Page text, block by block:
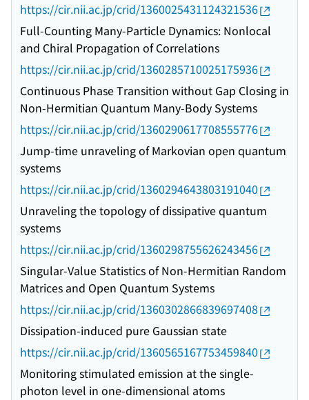
https://cir.nii.ac.jp/crid/1360025431124321536
Full-Counting Many-Particle Dynamics: Nonlocal
and Chiral Propagation of Correlations
https://cir.nii.ac.jp/crid/1360285710025175936
Continuous Phase Transition without Gap Closing in
Non-Hermitian Quantum Many-Body Systems
https://cir.nii.ac.jp/crid/1360290617708555776
Jump-time unraveling of Markovian open quantum
systems
https://cir.nii.ac.jp/crid/1360294643803191040
Unraveling the topology of dissipative quantum
systems
https://cir.nii.ac.jp/crid/1360298755626243456
Singular-Value Statistics of Non-Hermitian Random
Matrices and Open Quantum Systems
https://cir.nii.ac.jp/crid/1360302866839697408
Dissipation-induced pure Gaussian state
https://cir.nii.ac.jp/crid/1360565167753459840
Monitoring stimulated emission at the single-
photon level in one-dimensional atoms